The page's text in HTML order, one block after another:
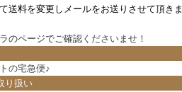
送料を変更しメールをお送りさせて頂きま
のページでご確認 くださいませ！
の宅急便♪
り扱い